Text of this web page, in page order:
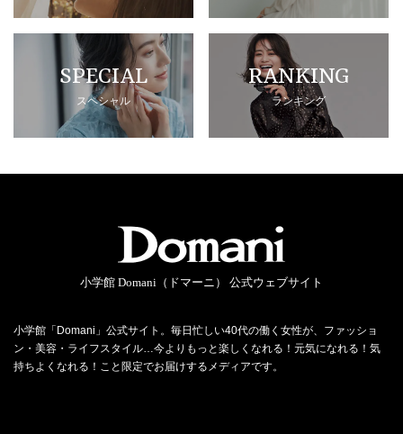
SPECIAL
スペシャル
RANKING
ランキング
小学館 Domani（ドマーニ） 公式ウェブサイト
小学館「Domani」公式サイト。毎日忙しい40代の働く女性が、ファッショ
ン・美容・ライフスタイル…今よりもっと楽しくなれる！元気になれる！気
持ちよくなれる！こと限定でお届けするメディアです。